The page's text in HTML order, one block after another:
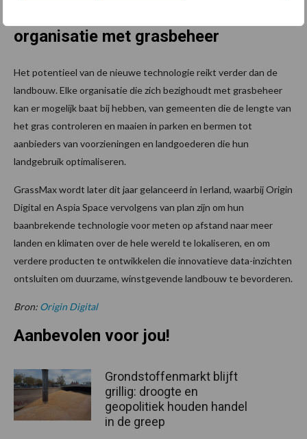
organisatie met grasbeheer
Het potentieel van de nieuwe technologie reikt verder dan de
landbouw. Elke organisatie die zich bezighoudt met grasbeheer
kan er mogelijk baat bij hebben, van gemeenten die de lengte van
het gras controleren en maaien in parken en bermen tot
aanbieders van voorzieningen en landgoederen die hun
landgebruik optimaliseren.
GrassMax wordt later dit jaar gelanceerd in Ierland, waarbij Origin
Digital en Aspia Space vervolgens van plan zijn om hun
baanbrekende technologie voor meten op afstand naar meer
landen en klimaten over de hele wereld te lokaliseren, en om
verdere producten te ontwikkelen die innovatieve data-inzichten
ontsluiten om duurzame, winstgevende landbouw te bevorderen.
Bron: Origin Digital
Aanbevolen voor jou!
Grondstoffenmarkt blijft
grillig: droogte en
geopolitiek houden handel
in de greep